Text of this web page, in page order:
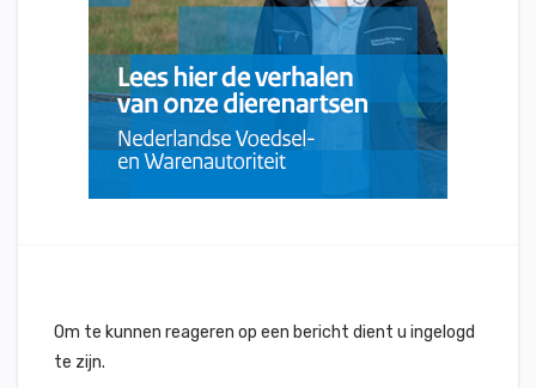
Om te kunnen reageren op een bericht dient u ingelogd
te zijn.